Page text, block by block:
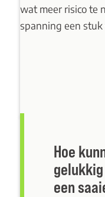
wat meer risico te
spanning een
Hoe
een